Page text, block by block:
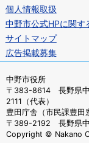
個人情報取扱
中野市公式HPに関す
サイトマップ
広告掲載募集
中野市役所
〒383-8614 長野県
2111（代表）
豊田庁舎（市民課豊田
〒389-2192 長野県
Copyright © Nakano